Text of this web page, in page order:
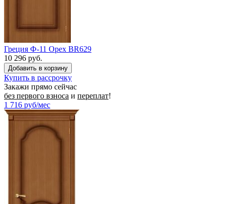
Греция Ф-11 Орех BR629
10 296 руб.
Купить в рассрочку
Закажи прямо сейчас
без первого взноса и переплат!
1 716 руб/мес